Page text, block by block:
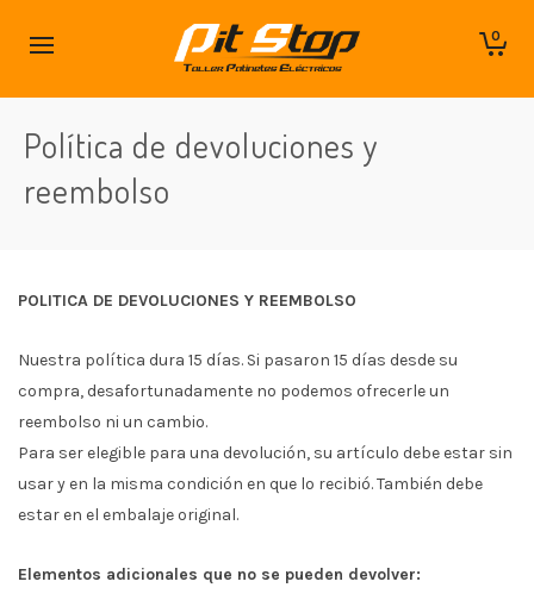
0
Política de devoluciones y
reembolso
POLITICA DE DEVOLUCIONES Y REEMBOLSO
Nuestra política dura 15 días. Si pasaron 15 días desde su
compra, desafortunadamente no podemos ofrecerle un
reembolso ni un cambio.
Para ser elegible para una devolución, su artículo debe estar sin
usar y en la misma condición en que lo recibió. También debe
estar en el embalaje original.
Elementos adicionales que no se pueden devolver: